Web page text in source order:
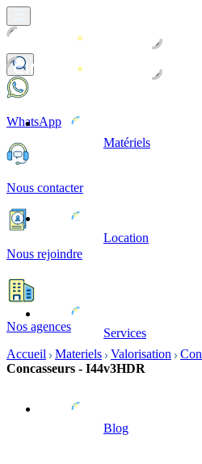
Matériels
Location
Services
Blog
WhatsApp
Nous contacter
Nous rejoindre
Nos agences
Accueil
Materiels Valorisation
Concasseurs - I44v3HDR